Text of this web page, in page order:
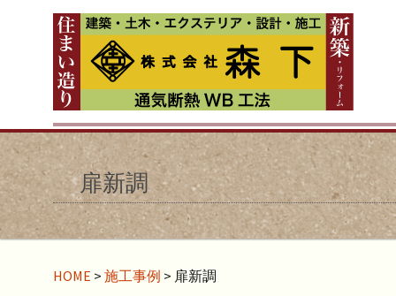
扉新調
HOME > 施工事例 > 扉新調